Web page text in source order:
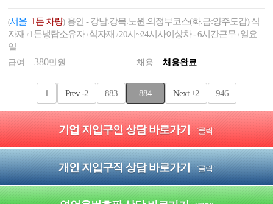
(서울-1톤 차량) 용인 - 강남.강북.노원.의정부코스(화.금:양주도감) 식
자재/ 1톤냉탑소유자/ 식자재/ 20시~24시사이상차 - 6시간근무/ 일요
일
급여_ 380만원 채용_ 채용완료
1 Prev-2 883 884 Next+2 946
기업 지입구인 상담 바로가기 `클릭`
개인 지입구직 상담 바로가기 `클릭`